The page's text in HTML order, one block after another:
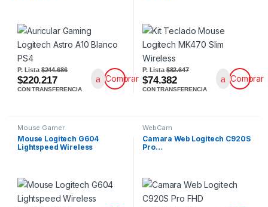
P. Lista$244.686
$220.217
CON TRANSFERENCIA
Comprar
P. Lista$82.647
$74.382
CON TRANSFERENCIA
Comprar
Mouse Gamer
Mouse Logitech G604
Lightspeed Wireless
WebCam
Camara Web Logitech C920S
Pro…